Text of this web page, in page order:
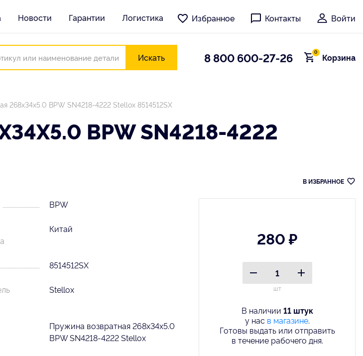
Новости Гарантии Логистика Избранное Контакты Войти
Искать 8 800 600-27-26 Корзина
0
268x34x5.0 BPW SN4218-4222 Stellox 8514512SX
BPW SN4218-4222
В ИЗБРАННОЕ
BPW
Китай
8514512SX
Stellox
Пружина возвратная 268x34x5.0
BPW SN4218-4222 Stellox
280 ₽
шт
В наличии 11 штук
у нас в магазине.
Готовы выдать или отправить
в течение рабочего дня.